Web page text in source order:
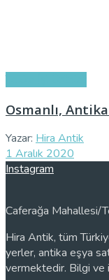
Osmanlı,
Yazar: Hira Antik
1 Aralık 2020
Instagram
Caferağa Mahallesi/
Hira Antik, tüm
yerler, antika eşya
vermektedir. Bilgi ve